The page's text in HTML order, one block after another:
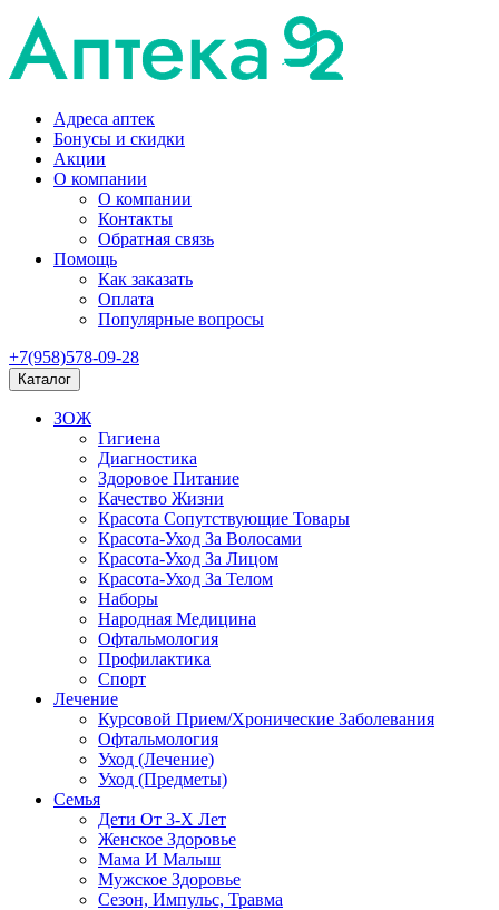
Адреса аптек
Бонусы и скидки
Акции
О компании
О компании
Контакты
Обратная связь
Помощь
Как заказать
Оплата
Популярные вопросы
+7(958)578-09-28
Каталог
ЗОЖ
Гигиена
Диагностика
Здоровое Питание
Качество Жизни
Красота Сопутствующие Товары
Красота-Уход За Волосами
Красота-Уход За Лицом
Красота-Уход За Телом
Наборы
Народная Медицина
Офтальмология
Профилактика
Спорт
Лечение
Курсовой Прием/Хронические Заболевания
Офтальмология
Уход (Лечение)
Уход (Предметы)
Семья
Дети От 3-Х Лет
Женское Здоровье
Мама И Малыш
Мужское Здоровье
Сезон, Импульс, Травма